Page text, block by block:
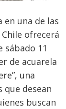
una de las
ofrecerá
11
de acuarela
una
desean
buscan